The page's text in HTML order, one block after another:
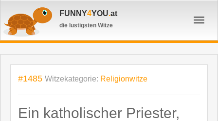
FUNNY4YOU.at
die lustigsten Witze
#1485 Witzekategorie: Religionwitze
Ein katholischer Priester,